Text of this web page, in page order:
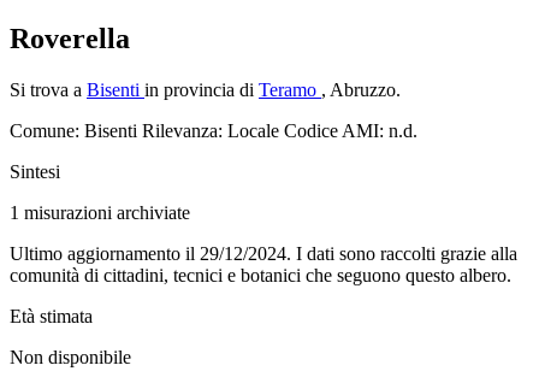
Roverella
Si trova a Bisenti in provincia di Teramo , Abruzzo.
Comune: Bisenti Rilevanza: Locale Codice AMI: n.d.
Sintesi
1 misurazioni archiviate
Ultimo aggiornamento il 29/12/2024. I dati sono raccolti grazie alla
comunità di cittadini, tecnici e botanici che seguono questo albero.
Età stimata
Non disponibile